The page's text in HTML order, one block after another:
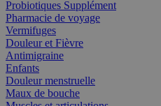
Probiotiques Supplément
Pharmacie de voyage
Vermifuges
Douleur et Fièvre
Antimigraine
Enfants
Douleur menstruelle
Maux de bouche